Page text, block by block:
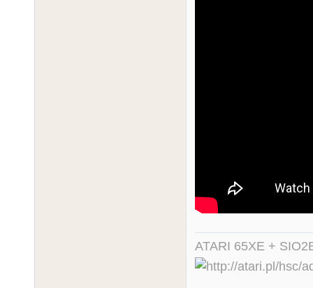
ATARI 65XE +